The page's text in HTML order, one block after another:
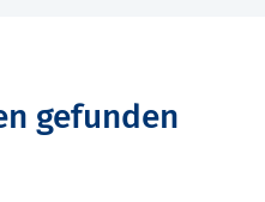
gefunden